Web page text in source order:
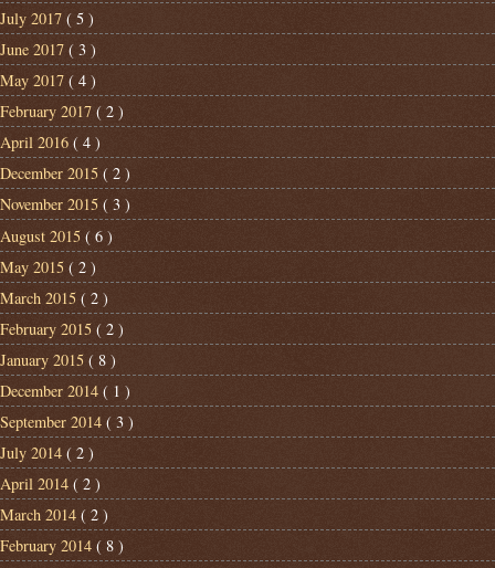
July 2017 ( 5 )
June 2017 ( 3 )
May 2017 ( 4 )
February 2017 ( 2 )
April 2016 ( 4 )
December 2015 ( 2 )
November 2015 ( 3 )
August 2015 ( 6 )
May 2015 ( 2 )
March 2015 ( 2 )
February 2015 ( 2 )
January 2015 ( 8 )
December 2014 ( 1 )
September 2014 ( 3 )
July 2014 ( 2 )
April 2014 ( 2 )
March 2014 ( 2 )
February 2014 ( 8 )